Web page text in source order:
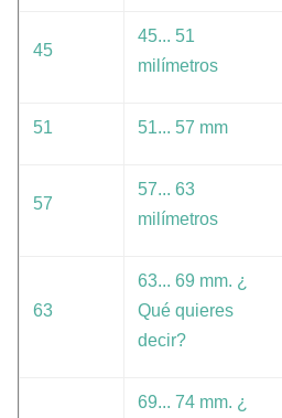
45
45... 51
milímetros
51 51... 57 mm
57
57... 63
milímetros
63
63... 69 mm. ¿
Qué quieres
decir?
69... 74 mm. ¿